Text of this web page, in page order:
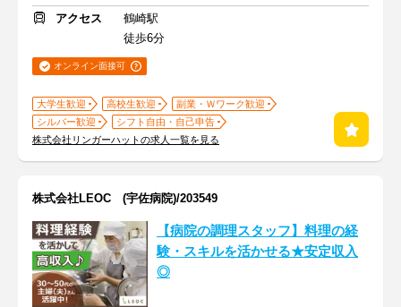
アクセス
鶴崎駅
徒歩6分
オンライン面接可
大学生歓迎 高校生歓迎
副業・Ｗワーク歓迎
シルバー歓迎
シフト自由・自己申告
株式会社リンガーハットの求人一覧を見る
株式会社LEOC (宇佐病院)/203549
【病院の調理スタッフ】料理の経
験・スキルを活かせる★安定収入
◎